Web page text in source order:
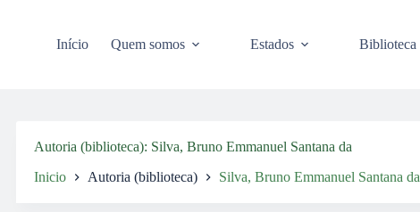
Início Quem somos Estados Biblioteca
Autoria (biblioteca) Silva, Bruno Emmanuel Santana da
Inicio Autoria (biblioteca) Silva, Bruno Emmanuel Santana da